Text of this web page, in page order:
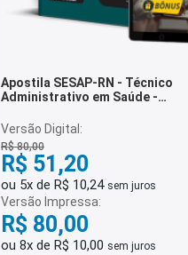
Apostila SESAP-RN - Técnico
Administrativo em Saúde -
Versão Digital:
R$ 80,00
R$ 51,20
ou 5x de R$ 10,24 sem juros
Versão Impressa:
R$ 80,00
ou 8x de R$ 10,00 sem juros